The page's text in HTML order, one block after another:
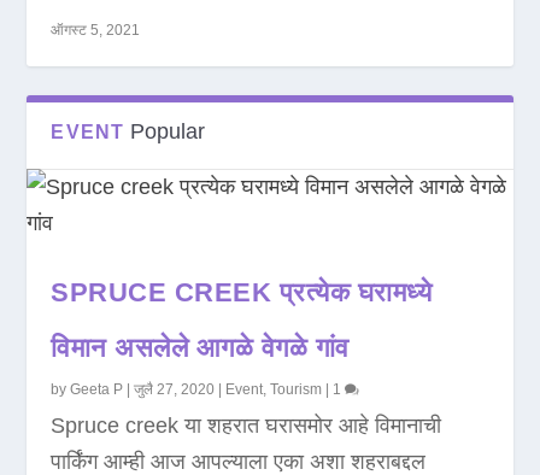
ऑगस्ट 5, 2021
EVENT Popular
SPRUCE CREEK प्रत्येक घरामध्ये
विमान असलेले आगळे वेगळे गांव
byGeeta P |जुलै 27, 2020 Event,Tourism 1
Spruce creek या शहरात घरासमोर आहे विमानाची
पार्किंग आम्ही आज आपल्याला एका अशा शहराबद्दल